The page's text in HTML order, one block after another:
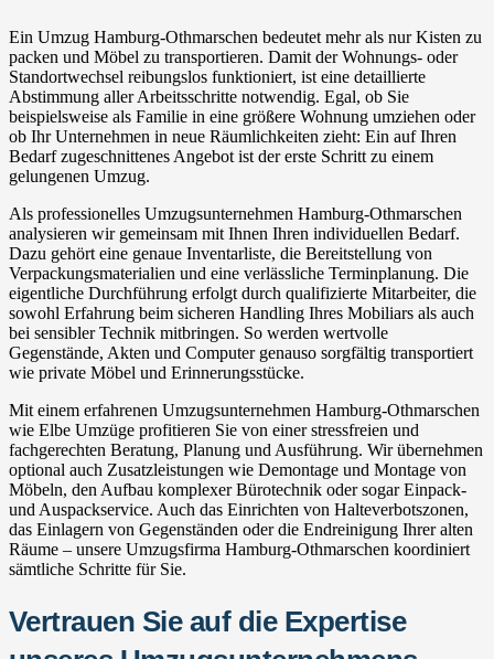
Ein Umzug Hamburg-Othmarschen bedeutet mehr als nur Kisten zu
packen und Möbel zu transportieren. Damit der Wohnungs- oder
Standortwechsel reibungslos funktioniert, ist eine detaillierte
Abstimmung aller Arbeitsschritte notwendig. Egal, ob Sie
beispielsweise als Familie in eine größere Wohnung umziehen oder
ob Ihr Unternehmen in neue Räumlichkeiten zieht: Ein auf Ihren
Bedarf zugeschnittenes Angebot ist der erste Schritt zu einem
gelungenen Umzug.
Als professionelles Umzugsunternehmen Hamburg-Othmarschen
analysieren wir gemeinsam mit Ihnen Ihren individuellen Bedarf.
Dazu gehört eine genaue Inventarliste, die Bereitstellung von
Verpackungsmaterialien und eine verlässliche Terminplanung. Die
eigentliche Durchführung erfolgt durch qualifizierte Mitarbeiter, die
sowohl Erfahrung beim sicheren Handling Ihres Mobiliars als auch
bei sensibler Technik mitbringen. So werden wertvolle
Gegenstände, Akten und Computer genauso sorgfältig transportiert
wie private Möbel und Erinnerungsstücke.
Mit einem erfahrenen Umzugsunternehmen Hamburg-Othmarschen
wie Elbe Umzüge profitieren Sie von einer stressfreien und
fachgerechten Beratung, Planung und Ausführung. Wir übernehmen
optional auch Zusatzleistungen wie Demontage und Montage von
Möbeln, den Aufbau komplexer Bürotechnik oder sogar Einpack-
und Auspackservice. Auch das Einrichten von Halteverbotszonen,
das Einlagern von Gegenständen oder die Endreinigung Ihrer alten
Räume – unsere Umzugsfirma Hamburg-Othmarschen koordiniert
sämtliche Schritte für Sie.
Vertrauen Sie auf die Expertise